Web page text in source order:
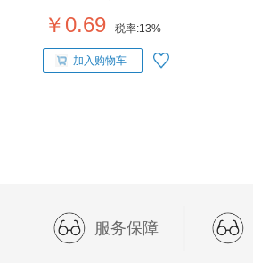
￥0.69 税率:13%
加入购物车
服务保障